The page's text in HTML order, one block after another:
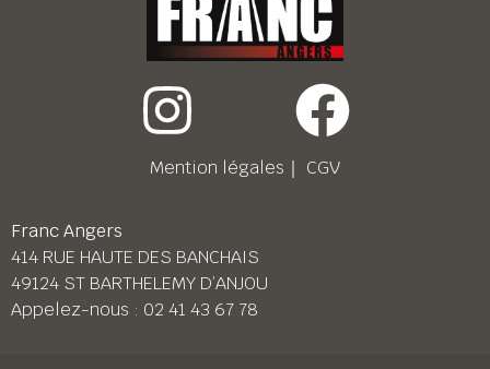
Mention légales ｜ CGV
Franc Angers
414 RUE HAUTE DES BANCHAIS
49124 ST BARTHELEMY D’ANJOU
Appelez-nous : 02 41 43 67 78